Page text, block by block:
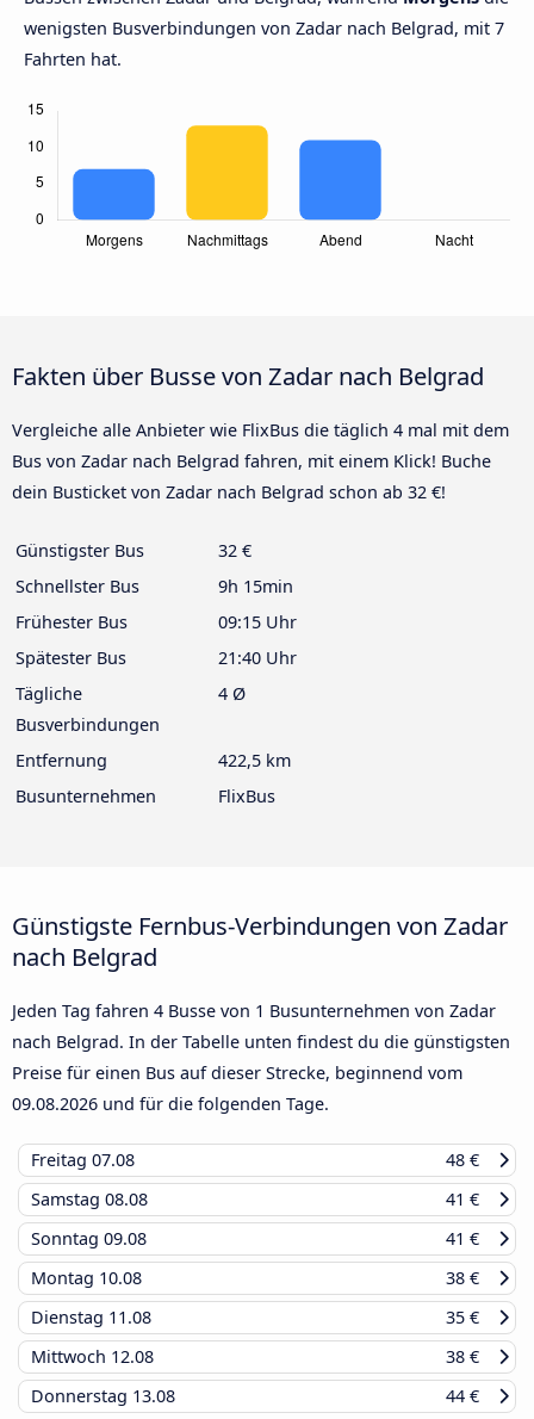
wenigsten Busverbindungen von Zadar nach Belgrad, mit 7
Fahrten hat.
Fakten über Busse von Zadar nach Belgrad
Vergleiche alle Anbieter wie FlixBus die täglich 4 mal mit dem
Bus von Zadar nach Belgrad fahren, mit einem Klick! Buche
dein Busticket von Zadar nach Belgrad schon ab 32 €!
Günstigster Bus
32 €
Schnellster Bus
9h 15min
Frühester Bus
09:15 Uhr
Spätester Bus
21:40 Uhr
Tägliche
Busverbindungen
4 Ø
Entfernung
422,5 km
Busunternehmen
FlixBus
Günstigste Fernbus-Verbindungen von Zadar
nach Belgrad
Jeden Tag fahren 4 Busse von 1 Busunternehmen von Zadar
nach Belgrad. In der Tabelle unten findest du die günstigsten
Preise für einen Bus auf dieser Strecke, beginnend vom
09.08.2026 und für die folgenden Tage.
Freitag 07.08
48 €
Samstag 08.08
41 €
Sonntag 09.08
41 €
Montag 10.08
38 €
Dienstag 11.08
35 €
Mittwoch 12.08
38 €
Donnerstag 13.08 44 €